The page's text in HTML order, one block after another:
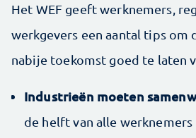
Het WEF geeft werknemers,
werkgevers een aantal tips om
nabije toekomst goed te laten
Industrieën moeten
de helft van alle